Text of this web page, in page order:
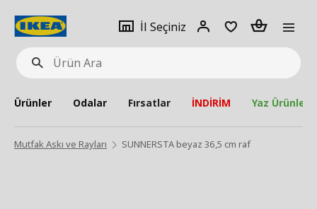
Ürün
Ara
İl Seçiniz
Giriş
Adet
Ürünler Odalar Fırsatlar İNDİRİM Yaz Ürünleri
Mutfak Askı ve Rayları SUNNERSTA beyaz 36,5 cm raf